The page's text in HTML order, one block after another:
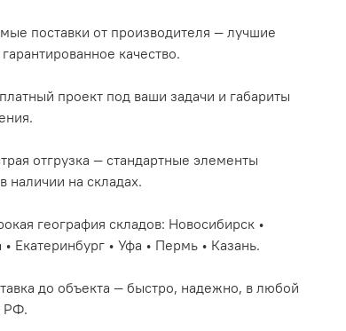
поставки от производителя — лучшие
качество.
проект под ваши задачи и габариты
отгрузка — стандартные элементы
наличии на складах.
география складов: Новосибирск •
Екатеринбург • Уфа • Пермь • Казань.
до объекта — быстро, надежно, в любой
РФ.